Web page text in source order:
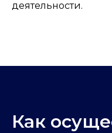
деятельности.
Как